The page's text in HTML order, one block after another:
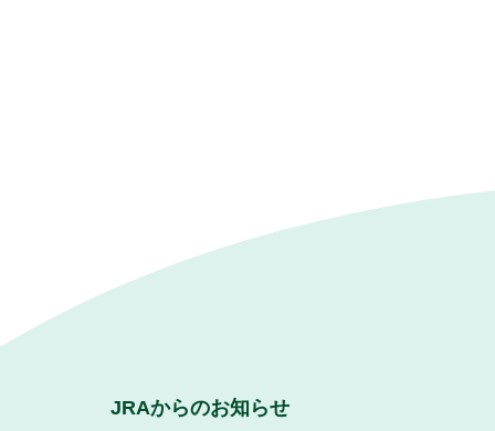
JRAからのお知らせ